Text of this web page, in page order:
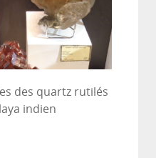
des quartz rutilés
indien